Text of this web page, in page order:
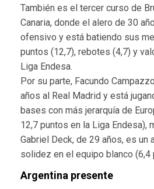
También es el tercer curso de
Canaria, donde el alero de 30
ofensivo y está batiendo sus
puntos (12,7), rebotes (4,7) y
Liga Endesa.
Por su parte, Facundo
años al Real Madrid y está
bases con más jerarquía de
12,7 puntos en la Liga Endesa),
Gabriel Deck, de 29 años, es un
solidez en el equipo blanco (6,4
Argentina presente